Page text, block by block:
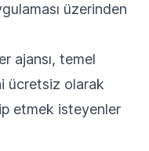
üzerinden
ajansı, temel
ücretsiz olarak
etmek isteyenler